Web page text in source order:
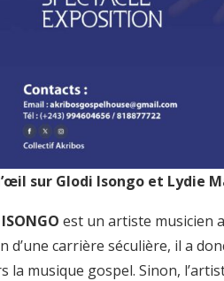
sur Glodi Isongo et Lydie
est un artiste musicien
d’une carrière séculière, il a
la musique gospel. Sinon,